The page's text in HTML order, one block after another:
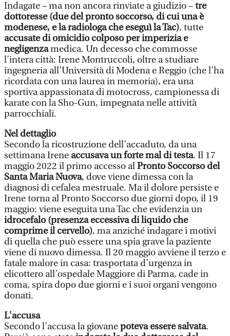
Indagate – ma non ancora rinviate a giudizio –tre
dottoresse (due del pronto soccorso, di cui una è
modenese, e la radiologa che eseguì la Tac), tutte
accusate di omicidio colposo per imperizia e
negligenzamedica. Un decesso che commosse
l’intera città: Irene Montruccoli, oltre a studiare
ingegneria all’Università di Modena e Reggio (che l’ha
ricordata con una laurea in memoria), era una
sportiva appassionata di motocross, campionessa di
karate con la Sho-Gun, impegnata nelle attività
parrocchiali.
Nel dettaglio
Secondo la ricostruzione dell’accaduto, da una
settimana Irene accusava un forte mal di testa. Il 17
maggio 2022 il primo accesso alPronto Soccorso del
Santa Maria Nuova, dove viene dimessa con la
diagnosi di cefalea mestruale. Ma il dolore persiste e
Irene torna al Pronto Soccorso due giorni dopo, il 19
maggio: viene eseguita una Tac che evidenzia un
idrocefalo (presenza eccessiva di liquido che
comprime il cervello), ma anziché indagare i motivi
di quella che può essere una spia grave la paziente
viene di nuovo dimessa. Il 20 maggio avviene il terzo e
fatale malore in casa: trasportata d’urgenza in
elicottero all’ospedale Maggiore di Parma, cade in
coma, spira dopo due giorni e i suoi organi vengono
donati.
L'accusa
Secondo l’accusa la giovanepoteva essere salvata.